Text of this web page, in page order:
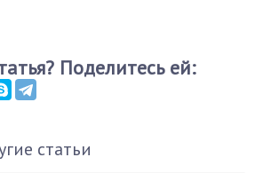
Поделитесь ей:
статьи